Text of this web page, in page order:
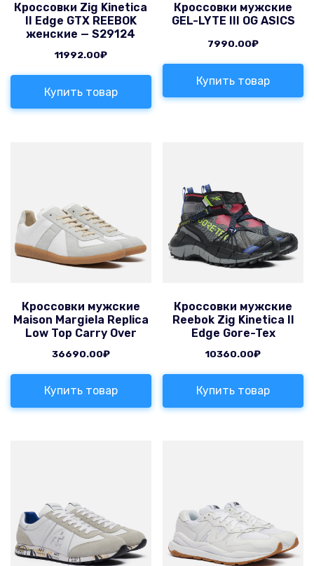
Кроссовки Zig Kinetica
II Edge GTX REEBOK
женские — S29124
11992.00₽
Купить товар
Кроссовки мужские
GEL-LYTE III OG ASICS
7990.00₽
Купить товар
Кроссовки мужские
Maison Margiela Replica
Low Top Carry Over
36690.00₽
Купить товар
Кроссовки мужские
Reebok Zig Kinetica II
Edge Gore-Tex
10360.00₽
Купить товар